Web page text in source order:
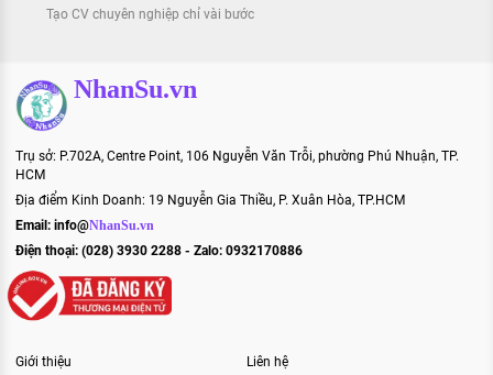
Tạo CV chuyên nghiệp chỉ vài bước
NhanSu.vn
Trụ sở: P.702A, Centre Point, 106 Nguyễn Văn Trỗi, phường Phú Nhuận, TP.
HCM
Địa điểm Kinh Doanh: 19 Nguyễn Gia Thiều, P. Xuân Hòa, TP.HCM
Email: info@NhanSu.vn
Điện thoại: (028) 3930 2288 - Zalo: 0932170886
Giới thiệu
Liên hệ